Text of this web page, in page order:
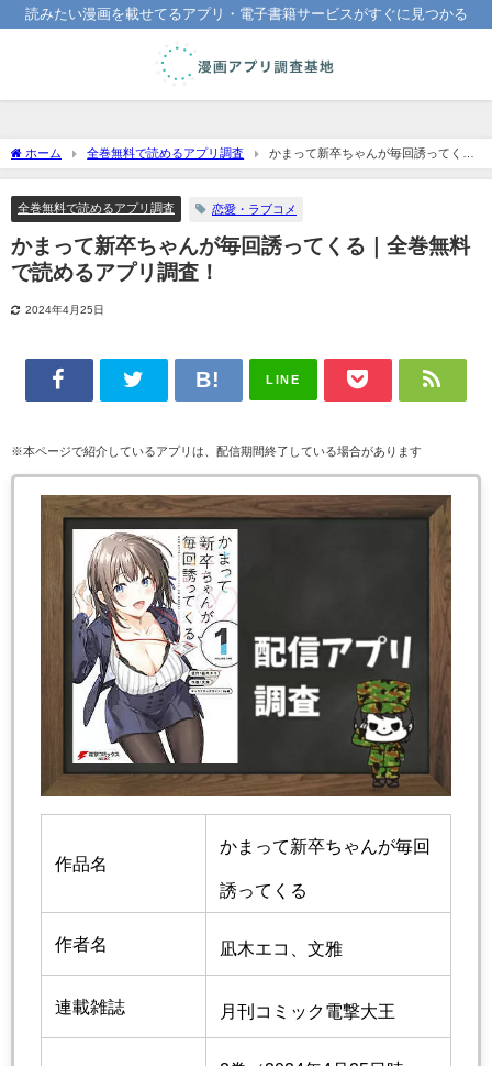
読みたい漫画を載せてるアプリ・電子書籍サービスがすぐに見つかる
ホーム 全巻無料で読めるアプリ調査
かまって新卒ちゃんが毎回誘ってくる
｜全巻無料で読めるアプリ調査！
全巻無料で読めるアプリ調査 恋愛・ラブコメ
かまって新卒ちゃんが毎回誘ってくる｜全巻無料
で読めるアプリ調査！
2024年4月25日
LINE
※本ページで紹介しているアプリは、配信期間終了している場合があります
作品名
かまって新卒ちゃんが毎回
誘ってくる
作者名 凪木エコ 文雅
連載雑誌 月刊コミック電撃大王